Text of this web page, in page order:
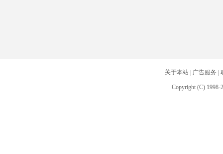
关于本站| 广告服务
Copyright (C) 1998-